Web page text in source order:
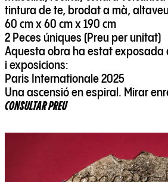
tintura de te, brodat a mà,
60 cm x 60 cm x 190 cm
2 Peces úniques (Preu per unitat)
Aquesta obra ha estat exposada
i exposicions:
Paris Internationale 2025
Una ascensió en espiral. Mirar
CONSULTAR PREU